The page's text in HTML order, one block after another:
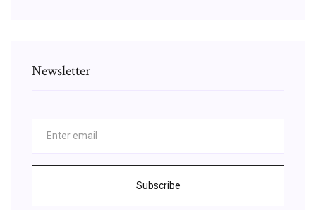
Newsletter
Subscribe